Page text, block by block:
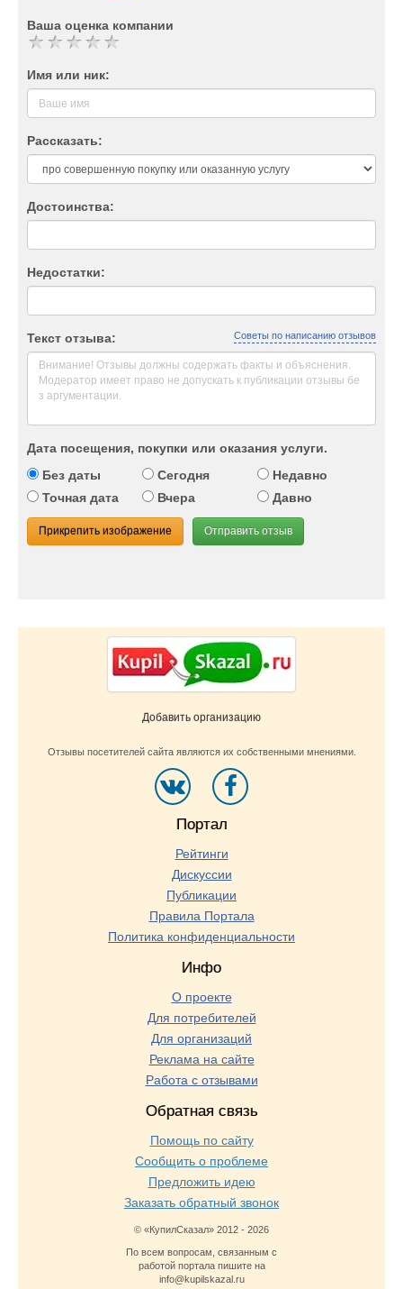
Ваша оценка компании
Имя или ник:
Рассказать:
Достоинства:
Недостатки:
Текст отзыва: Советы по написанию отзывов
Дата посещения, покупки или оказания услуги.
Без даты
Сегодня
Недавно
Точная дата
Вчера Давно
Прикрепить изображение Отправить отзыв
Добавить организацию
Отзывы посетителей сайта являются их собственными мнениями.
Портал
Рейтинги
Дискуссии
Публикации
Правила Портала
Политика конфиденциальности
Инфо
О проекте
Для потребителей
Для организаций
Реклама на сайте
Работа с отзывами
Обратная связь
Помощь по сайту
Сообщить о проблеме
Предложить идею
Заказать обратный звонок
© «КупилСказал» 2012 - 2026
По всем вопросам, связанным с
работой портала пишите на
info@kupilskazal.ru